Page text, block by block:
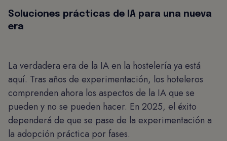
Soluciones prácticas de IA para una nueva
era
La verdadera era de la IA en la hostelería ya está
aquí. Tras años de experimentación, los hoteleros
comprenden ahora los aspectos de la IA que se
pueden y no se pueden hacer. En 2025, el éxito
dependerá de que se pase de la experimentación a
la adopción práctica por fases.